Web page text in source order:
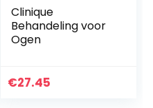
Clinique
Behandeling voor
Ogen
€27.45